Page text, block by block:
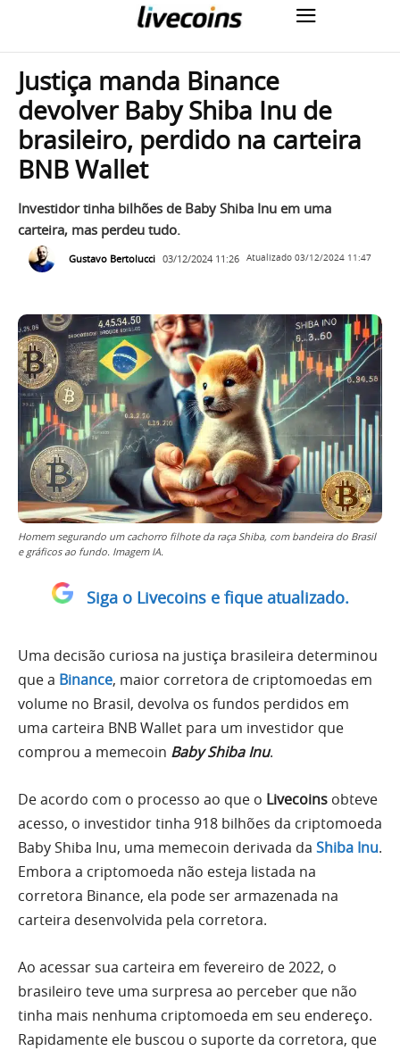
Justiça manda Binance
devolver Baby Shiba Inu de
brasileiro, perdido na carteira
BNB Wallet
Investidor tinha bilhões de Baby Shiba Inu em uma
carteira, mas perdeu tudo.
Gustavo Bertolucci 03/12/2024 11:26 Atualizado 03/12/2024 11:47
Homem segurando um cachorro filhote da raça Shiba, com bandeira do Brasil
e gráficos ao fundo. Imagem IA.
Siga o Livecoins e fique atualizado.
Uma decisão curiosa na justiça brasileira determinou
que a Binance, maior corretora de criptomoedas em
volume no Brasil, devolva os fundos perdidos em
uma carteira BNB Wallet para um investidor que
comprou a memecoin Baby Shiba Inu.
De acordo com o processo ao que o Livecoins obteve
acesso, o investidor tinha 918 bilhões da criptomoeda
Baby Shiba Inu, uma memecoin derivada da Shiba Inu.
Embora a criptomoeda não esteja listada na
corretora Binance, ela pode ser armazenada na
carteira desenvolvida pela corretora.
Ao acessar sua carteira em fevereiro de 2022, o
brasileiro teve uma surpresa ao perceber que não
tinha mais nenhuma criptomoeda em seu endereço.
Rapidamente ele buscou o suporte da corretora, que